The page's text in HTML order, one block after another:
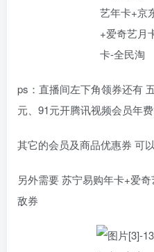
ps：直播间左下角领券还有
元、91元开腾讯视频会员年
其它的会员及商品优惠券 可
另外需要 苏宁易购年卡+爱
敌券